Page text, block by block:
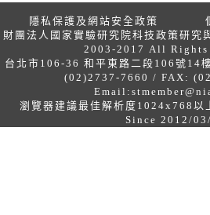
隱私保護及網站安全政策
財團法人國家實驗研究院科技政策研究
2003-2017 All Rights
台北市106-36 和平東路二段106號14
(02)2737-7660 / FAX:
Email:
瀏覽器建議最佳解析度1024x768
Since 2012/